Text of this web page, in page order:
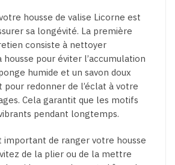
housse de valise Licorne est
sa longévité. La première
consiste à nettoyer
pour éviter l’accumulation
humide et un savon doux
pour redonner de l’éclat à votre
Cela garantit que les motifs
pendant longtemps.
de ranger votre housse
de la plier ou de la mettre